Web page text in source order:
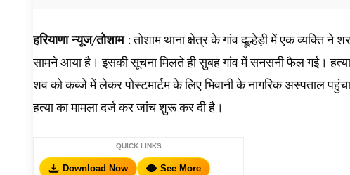
हरियाणा न्यूज/तोशाम : तोशाम थाना क्षेत्र के गांव दूल्हेड़ी में एक व्यक्ति ने
सामने आया है। इसकी सूचना मिलते ही सुबह गांव में सनसनी फैल गई। हत्या
शव को कब्जे में लेकर पोस्टमार्टम के लिए भिवानी के नागरिक अस्पताल
हत्या का मामला दर्ज कर जांच शुरू कर दी है।
QUICK LINKS
Download Now See More